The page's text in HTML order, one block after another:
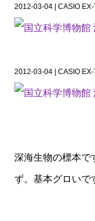
2012-03-04 | CASIO
2012-03-04 | CASIO
深海生物の標本で
ず。基本グロいで